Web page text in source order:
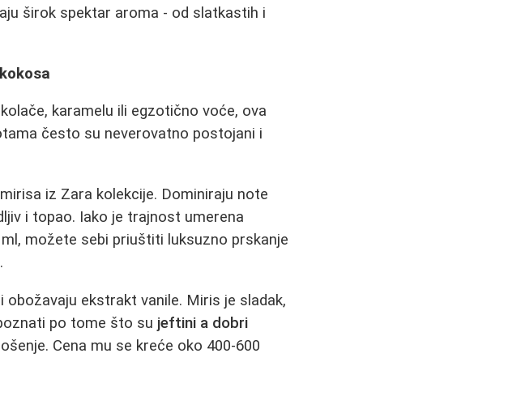
širok spektar aroma - od slatkastih i
karamelu ili egzotično voće, ova
često su neverovatno postojani i
iz Zara kolekcije. Dominiraju note
i topao. Iako je trajnost umerena
možete sebi priuštiti luksuzno prskanje
ekstrakt vanile. Miris je sladak,
po tome što su jeftini a dobri
Cena mu se kreće oko 400-600